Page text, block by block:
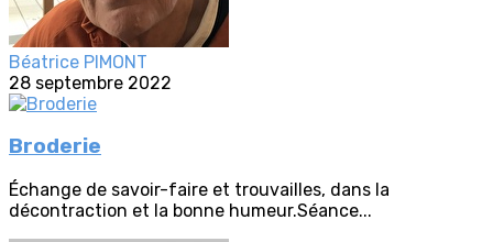
Béatrice PIMONT
28 septembre 2022
Broderie
Échange de savoir-faire et trouvailles, dans la
décontraction et la bonne humeur.Séance...